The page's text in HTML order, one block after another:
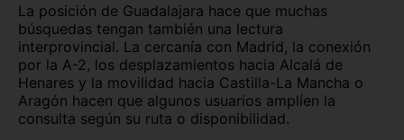
La posición de Guadalajara hace que muchas
búsquedas tengan también una lectura
interprovincial. La cercanía con Madrid, la conexión
por la A-2, los desplazamientos hacia Alcalá de
Henares y la movilidad hacia Castilla-La Mancha o
Aragón hacen que algunos usuarios amplíen la
consulta según su ruta o disponibilidad.